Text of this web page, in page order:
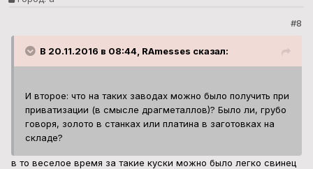
#8
В 20.11.2016 в 08:44, RAmesses сказал:
И второе: что на таких заводах можно было получить при
приватизации (в смысле драгметаллов)? Было ли, грубо
говоря, золото в станках или платина в заготовках на
складе?
в то веселое время за такие куски можно было легко свинец